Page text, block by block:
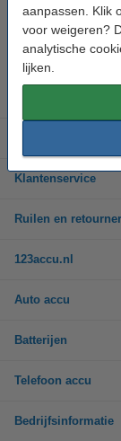
aanpassen. Klik
voor weigeren?
analytische
lijken.
Klantenservice
Ruilen en
123accu.nl
Auto accu
Batterijen
Telefoon accu
Bedrijfsinformatie